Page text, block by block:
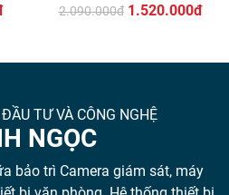
2.090.000đ 1.520.000đ
TƯ VÀ CÔNG NGHỆ
NGỌC
bảo trì Camera giám sát, máy